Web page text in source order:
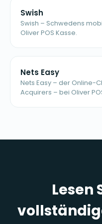
Swish
Swish – Schwedens
Oliver POS Kasse.
Nets Easy
Nets Easy – der Online-
Acquirers – bei Oliver
Lesen